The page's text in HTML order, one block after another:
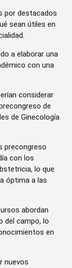
por destacados
sean útiles en
a elaborar una
con una
considerar
de
de Ginecología
precongreso
con los
lo que
óptima a las
abordan
del campo, lo
en
nuevos